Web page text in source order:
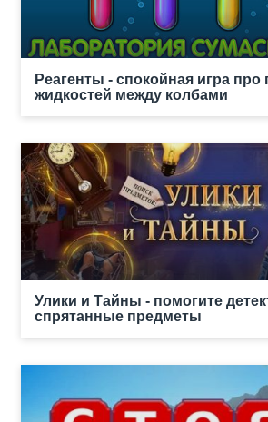
Реагенты - спокойная игра про
жидкостей между колбами
Улики и Тайны - помогите
спрятанные предметы